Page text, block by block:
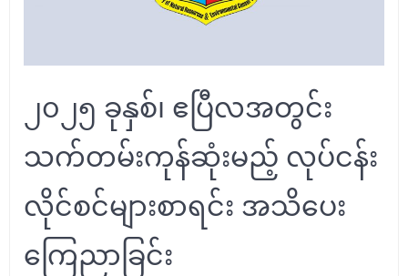
၂၀၂၅ ခုနှစ်၊ ဧပြီလအတွင်း
သက်တမ်းကုန်ဆုံးမည့် လုပ်ငန်း
လိုင်စင်များစာရင်း အသိပေး
ကြေညာခြင်း